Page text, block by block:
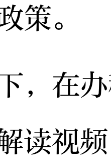
策。
在办
读视